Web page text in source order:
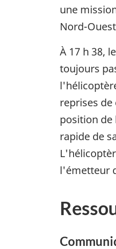
une
Nord-
À 17 h 38,
toujours
reprises de
position de
rapide de
l'émetteur